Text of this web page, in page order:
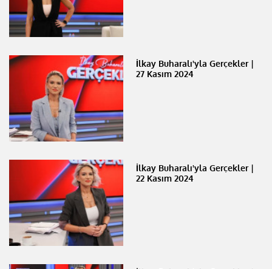
İlkay Buharalı'yla Gerçekler |
27 Kasım 2024
İlkay Buharalı'yla Gerçekler |
22 Kasım 2024